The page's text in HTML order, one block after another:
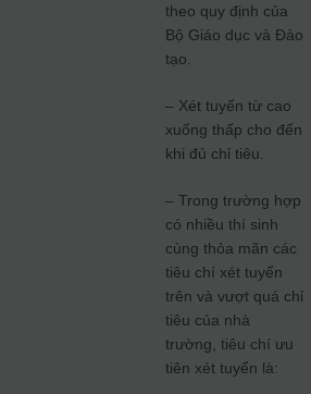
theo quy định của
Bộ Giáo dục và Đào
tạo.
– Xét tuyển từ cao
xuống thấp cho đến
khi đủ chỉ tiêu.
– Trong trường hợp
có nhiều thí sinh
cùng thỏa mãn các
tiêu chí xét tuyển
trên và vượt quá chỉ
tiêu của nhà
trường, tiêu chí ưu
tiên xét tuyển là: